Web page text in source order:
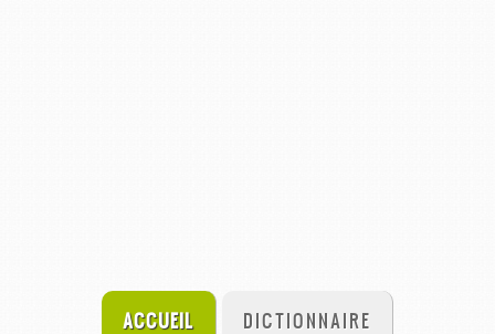
ACCUEIL DICTIONNAIRE